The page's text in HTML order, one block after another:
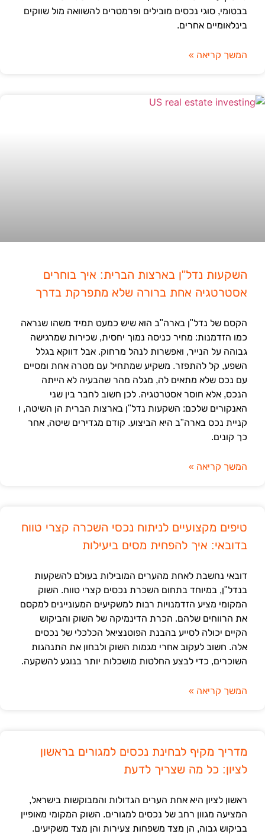
בבטומי, סוגי נכסים מובילים ופרמטרים להשוואה מול שווקים
בינלאומיים אחרים.
המשך קריאה »
השקעות נדל"ן בארצות הברית: איך בוחרים
אסטרטגיה אחת ברורה שלא מתפרקת בדרך
הקסם של נדל"ן בארה"ב הוא שיש כמעט תמיד משהו שנראה
כמו הזדמנות: מחיר כניסה נמוך יחסית, שכירות שמרגישה
גבוהה על הנייר, ואפשרות לנהל מרחוק. אבל דווקא בגלל
השפע, קל להתפזר. משקיע שמתחיל עם מטרה אחת ומסיים
עם נכס שלא מתאים לה, מגלה מהר שהבעיה לא הייתה
הנכס, אלא חוסר אסטרטגיה. לכן חשוב לחבר בין שני
האנקורים שלכם: השקעות נדל"ן בארצות הברית הן השיטה, ו
קניית נכס בארה"ב היא הביצוע. קודם מגדירים שיטה, אחר
כך קונים.
המשך קריאה »
טיפים מקצועיים לניתוח נכסי השכרה קצרי טווח
בדובאי: איך להפחית מסים ביעילות
דובאי נחשבת לאחת מהערים המובילות בעולם להשקעות
בנדל"ן, במיוחד בתחום השכרת נכסים קצרי טווח. השוק
המקומי מציע הזדמנויות רבות למשקיעים המעוניינים למקסם
את הרווחים שלהם. הכרת הדינמיקה של השוק והביקוש
הקיים יכולה לסייע בהבנת הפוטנציאל הכלכלי של נכסים
אלה. חשוב לעקוב אחרי מגמות השוק ולבחון את התנהגות
השוכרים, כדי לבצע החלטות מושכלות יותר בנוגע להשקעה.
המשך קריאה »
מדריך מקיף לבחינת נכסים למגורים בראשון
לציון: כל מה שצריך לדעת
ראשון לציון היא אחת הערים הגדולות והמבוקשות בישראל,
המציעה מגוון רחב של נכסים למגורים. השוק המקומי מאופיין
בביקוש גבוה, הן מצד משפחות צעירות והן מצד משקיעים.